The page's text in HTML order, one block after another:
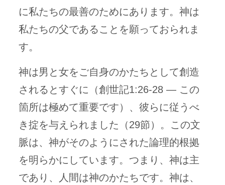
に私たちの最善のためにあります。神は
私たちの父であることを願っておられま
す。
神は男と女をご自身のかたちとして創造
されるとすぐに（創世記1:26-28 — この
箇所は極めて重要です）、彼らに従うべ
き掟を与えられました（29節）。この文
脈は、神がそのようにされた論理的根拠
を明らかにしています。つまり、神は主
であり、人間は神のかたちです。神は、